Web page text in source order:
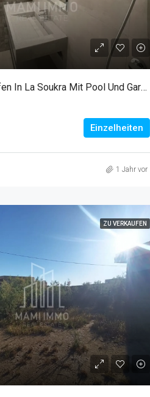
Villa Zu Verkaufen In La Soukra Mit Pool Und Garten
Einzelheiten
1 Jahr vor
ZU VERKAUFEN